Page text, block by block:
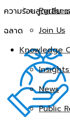
Join Us
Knowledge
News
Public
ความร้อนสูญเสีย
ฉลาด